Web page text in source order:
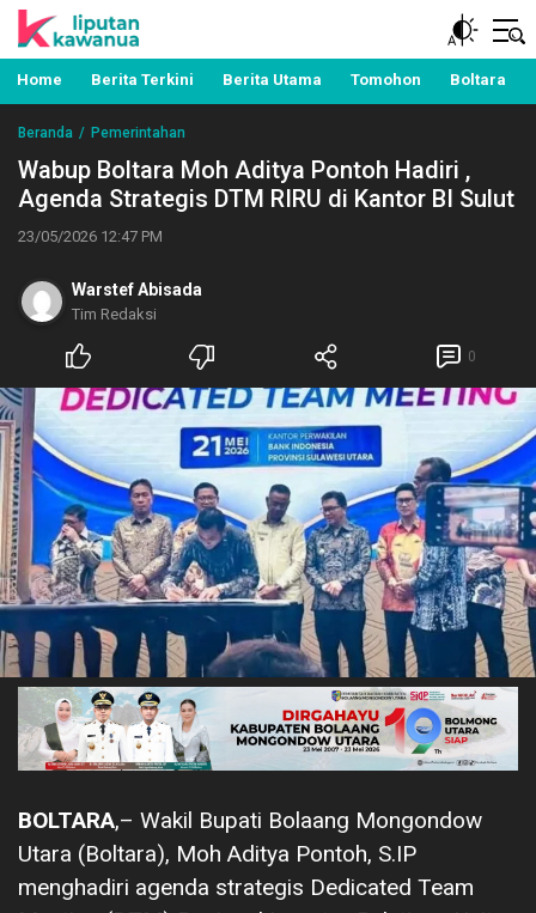
Liputan Kawanua
Berita Manado, Sulawesi Utara, Kawanua, Politik,
Pemerintahan, Hukum Kriminal dan Nasional
Home Berita Terkini Berita Utama Tomohon Boltara
Beranda Pemerintahan
Wabup Boltara Moh Aditya Pontoh Hadiri ,
Agenda Strategis DTM RIRU di Kantor BI Sulut
23/05/2026 12:47 PM
Warstef Abisada
Tim Redaksi
0
BOLTARA,– Wakil Bupati Bolaang Mongondow
Utara (Boltara), Moh Aditya Pontoh, S.IP
menghadiri agenda strategis Dedicated Team